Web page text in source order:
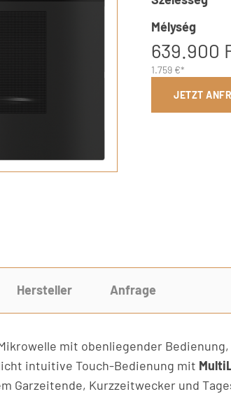
Mélység
639.900
1.759 €*
JETZT
Hersteller Anfrage
mit obenliegender
intuitive Touch-Bedienung mit
Garzeitende, Kurzzeitwecker und